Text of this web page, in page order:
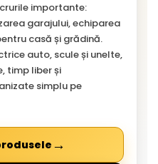
importante:
garajului, echiparea
casă și grădină.
auto, scule și unelte,
timp liber și
simplu pe
→